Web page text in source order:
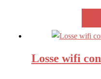
Losse wifi